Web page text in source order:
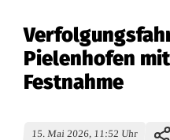
Pielenhofen
Festnahme
15. Mai 2026, 11:52 Uhr